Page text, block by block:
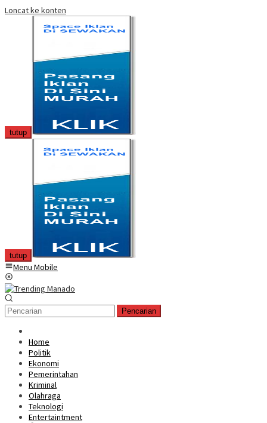
Loncat ke konten
tutup
tutup
Menu Mobile
Pencarian
Home
Politik
Ekonomi
Pemerintahan
Kriminal
Olahraga
Teknologi
Entertaintment